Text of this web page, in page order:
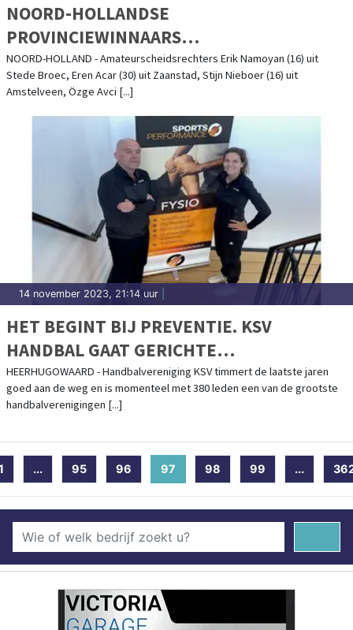
NOORD-HOLLANDSE
PROVINCIEWINNAARS
AMATEURSCHEIDSRECHTER VAN HET
JAAR-VERKIEZING BEKEND
NOORD-HOLLAND - Amateurscheidsrechters Erik Namoyan (16) uit
Stede Broec, Eren Acar (30) uit Zaanstad, Stijn Nieboer (16) uit
Amstelveen, Özge Avci [...]
14 november 2023, 21:14 uur
HET BEGINT BIJ PREVENTIE. KSV
HANDBAL GAAT GERICHTE
SAMENWERKING AAN
HEERHUGOWAARD - Handbalvereniging KSV timmert de laatste jaren
goed aan de weg en is momenteel met 380 leden een van de grootste
handbalverenigingen [...]
... 95 96 97 (current)
98 99 ...